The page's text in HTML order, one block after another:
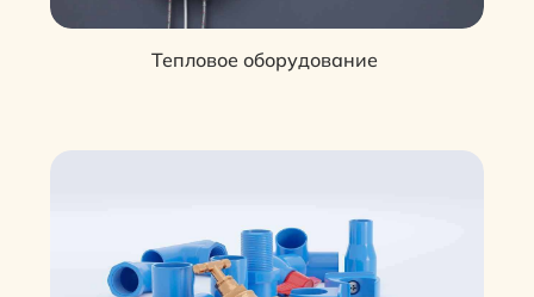
Тепловое оборудование